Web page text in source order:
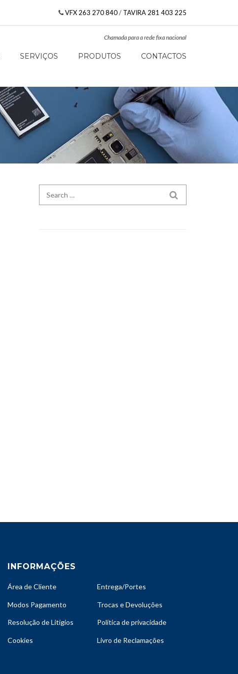
VFX 263 270 840/ TAVIRA 281 403 225
Chamada para a rede fixa nacional
SERVIÇOS PRODUTOS CONTACTOS
Search for:
INFORMAÇÕES
Área de Cliente Entrega/Portes
Modos Pagamento Trocas e Devoluções
Resolução de Litígios Política de privacidade
Cookies Livro de Reclamações